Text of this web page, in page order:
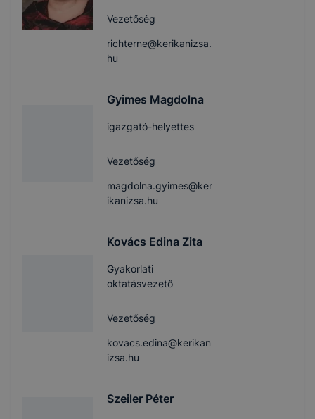
Vezetőség
richterne@kerikanizsa.
hu
Gyimes Magdolna
igazgató-helyettes
Vezetőség
magdolna.gyimes@ker
ikanizsa.hu
Kovács Edina Zita
Gyakorlati
oktatásvezető
Vezetőség
kovacs.edina@kerikan
izsa.hu
Szeiler Péter